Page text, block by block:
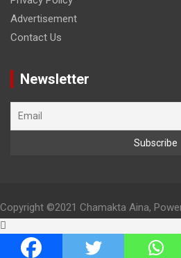
Advertisement
Contact Us
Newsletter
Copyright ©2021 Chamakta Aina,